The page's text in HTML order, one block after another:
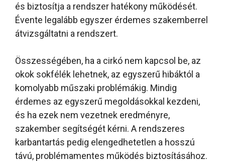
és biztosítja a rendszer hatékony működését.
Évente legalább egyszer érdemes szakemberrel
átvizsgáltatni a rendszert.
Összességében, ha a cirkó nem kapcsol be, az
okok sokfélék lehetnek, az egyszerű hibáktól a
komolyabb műszaki problémákig. Mindig
érdemes az egyszerű megoldásokkal kezdeni,
és ha ezek nem vezetnek eredményre,
szakember segítségét kérni. A rendszeres
karbantartás pedig elengedhetetlen a hosszú
távú, problémamentes működés biztosításához.